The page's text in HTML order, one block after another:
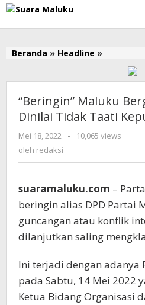
Lewati
konten
Beranda » Headline »
Maluku
Dinilai
Tidak
Keputusan
Golkar
“Beringin” Maluku
Dinilai Tidak Taati
Mei 18, 2022
oleh
-
10,065 views
oleh redaksi
suaramaluku.com –
beringin alias DPD Partai
guncangan atau konflik
dilanjutkan saling
Ini terjadi dengan adanya
pada Sabtu, 14 Mei 2022
Ketua Bidang Organisasi